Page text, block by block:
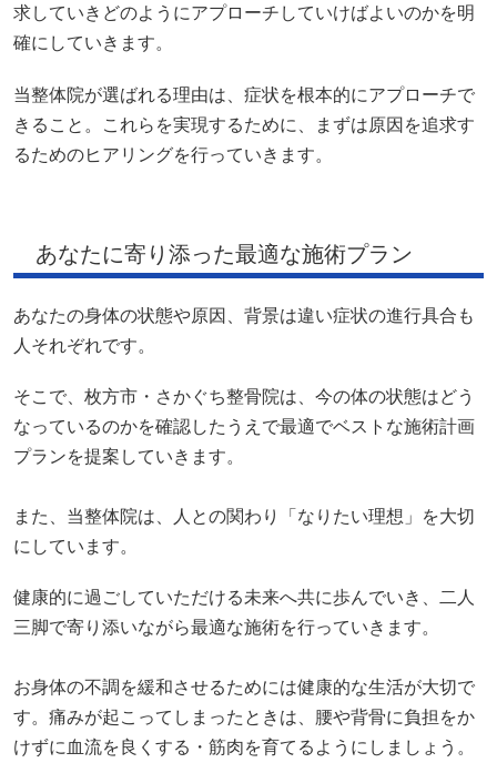
求していきどのようにアプローチしていけばよいのかを明
確にしていきます。
当整体院が選ばれる理由は、症状を根本的にアプローチで
きること。これらを実現するために、まずは原因を追求す
るためのヒアリングを行っていきます。
あなたに寄り添った最適な施術プラン
あなたの身体の状態や原因、背景は違い症状の進行具合も
人それぞれです。
そこで、枚方市・さかぐち整骨院は、今の体の状態はどう
なっているのかを確認したうえで最適でベストな施術計画
プランを提案していきます。
また、当整体院は、人との関わり「なりたい理想」を大切
にしています。
健康的に過ごしていただける未来へ共に歩んでいき、二人
三脚で寄り添いながら最適な施術を行っていきます。
お身体の不調を緩和させるためには健康的な生活が大切で
す。痛みが起こってしまったときは、腰や背骨に負担をか
けずに血流を良くする・筋肉を育てるようにしましょう。